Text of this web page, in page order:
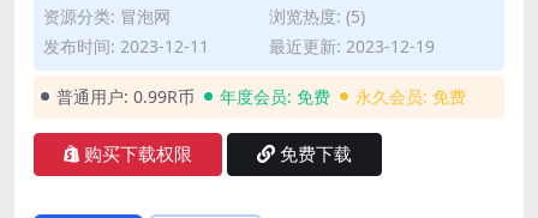
资源分类: 冒泡网
浏览热度: (5)
发布时间: 2023-12-11
最近更新: 2023-12-19
普通用户: 0.99R币 年度会员: 免费 永久会员: 免费
购买下载权限 免费下载